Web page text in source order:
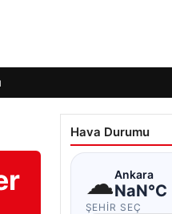
Hava Durumu
☁Ankara
NaN°C
ŞEHIR SEÇ